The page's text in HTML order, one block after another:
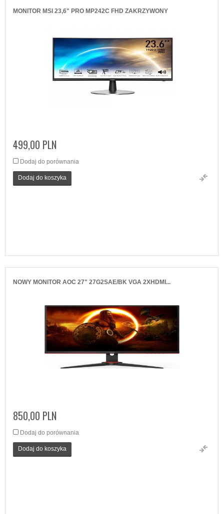
MONITOR MSI 23,6" PRO MP242C FHD ZAKRZYWONY
499,00 PLN
Dodaj do porównania
Dodaj do koszyka
NOWY MONITOR AOC 27" 27G2SAE/BK VGA 2XHDMI...
850,00 PLN
Dodaj do porównania
Dodaj do koszyka